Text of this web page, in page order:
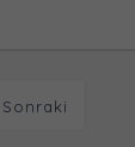
Sonraki